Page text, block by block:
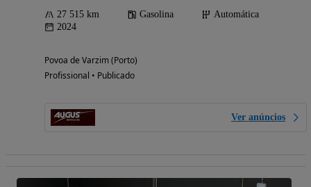
27 515 km Gasolina
Automática
2024
Povoa de Varzim (Porto)
Profissional • Publicado
Ver anúncios